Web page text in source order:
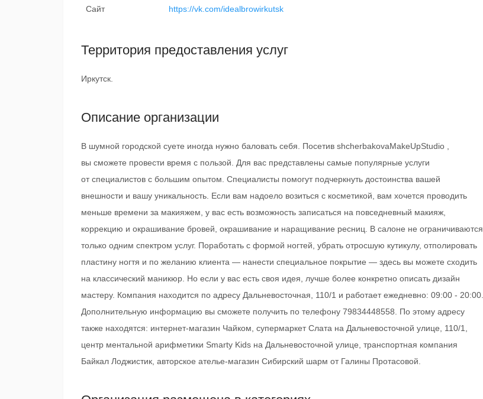
Сайт https://vk.com/idealbrowirkutsk
Территория предоставления услуг
Иркутск.
Описание организации
В шумной городской суете иногда нужно баловать себя. Посетив shcherbakovaMakeUpStudio ,
вы сможете провести время с пользой. Для вас представлены самые популярные услуги
от специалистов с большим опытом. Специалисты помогут подчеркнуть достоинства вашей
внешности и вашу уникальность. Если вам надоело возиться с косметикой, вам хочется проводить
меньше времени за макияжем, у вас есть возможность записаться на повседневный макияж,
коррекцию и окрашивание бровей, окрашивание и наращивание ресниц. В салоне не ограничиваются
только одним спектром услуг. Поработать с формой ногтей, убрать отросшую кутикулу, отполировать
пластину ногтя и по желанию клиента — нанести специальное покрытие — здесь вы можете сходить
на классический маникюр. Но если у вас есть своя идея, лучше более конкретно описать дизайн
мастеру. Компания находится по адресу Дальневосточная, 110/1 и работает ежедневно: 09:00 - 20:00.
Дополнительную информацию вы сможете получить по телефону 79834448558. По этому адресу
также находятся: интернет-магазин Чайком, супермаркет Слата на Дальневосточной улице, 110/1,
центр ментальной арифметики Smarty Kids на Дальневосточной улице, транспортная компания
Байкал Лоджистик, авторское ателье-магазин Сибирский шарм от Галины Протасовой.